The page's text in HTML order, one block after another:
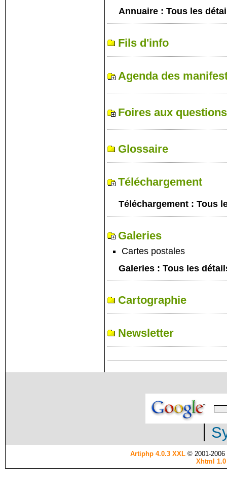
Annuaire : Tous les
Fils d'info
Agenda des
Foires aux questions
Glossaire
Téléchargement
Téléchargement : Tous
Galeries
Cartes postales
Galeries : Tous les
Cartographie
Newsletter
Artiphp 4.0.3 XXL © 2001-
Xhtml